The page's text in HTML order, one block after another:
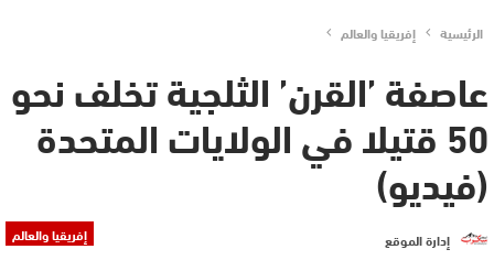
الرئيسية إفريقيا والعالم
عاصفة ’القرن’ الثلجية تخلف نحو
50 قتيلا في الولايات المتحدة
(فيديو)
إفريقيا والعالم
إدارة الموقع